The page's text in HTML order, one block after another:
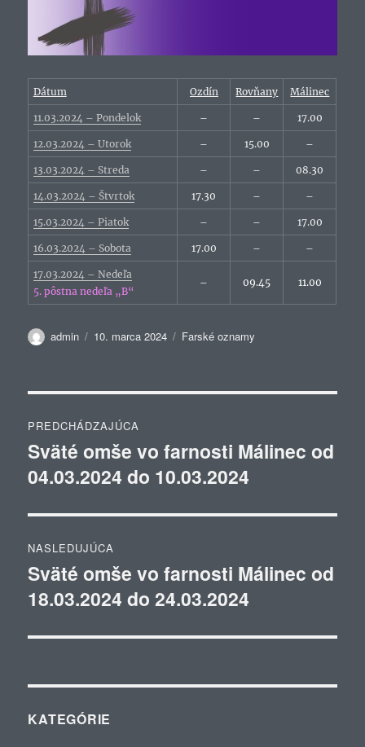
Dátum Ozdín Rovňany Málinec
11.03.2024 – Pondelok – – 17.00
12.03.2024 – Utorok – 15.00 –
13.03.2024 – Streda – – 08.30
14.03.2024 – Štvrtok 17.30 – –
15.03.2024 – Piatok – – 17.00
16.03.2024 – Sobota 17.00 – –
17.03.2024 – Nedeľa
5. pôstna nedeľa „B“
– 09.45 11.00
Autor
admin Publikované
10. marca 2024 Kategórie
Farské oznamy
v
článku
PREDCHÁDZAJÚCA
Predchádzajúci
článok:
Sväté omše vo farnosti Málinec od
04.03.2024 do 10.03.2024
NASLEDUJÚCA
Ďalší
článok:
Sväté omše vo farnosti Málinec od
18.03.2024 do 24.03.2024
KATEGÓRIE